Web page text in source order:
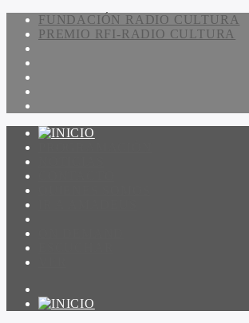
FUNDACIÓN RADIO CULTURA
PREMIO RFI-RADIO CULTURA